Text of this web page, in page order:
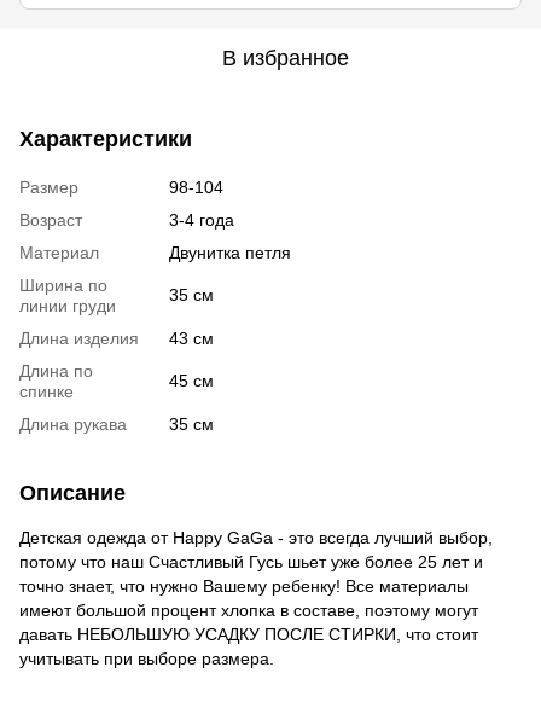
В избранное
Характеристики
Размер
98-104
Возраст
3-4 года
Материал
Двунитка петля
Ширина по
линии груди
35 см
Длина изделия
43 см
Длина по
спинке
45 см
Длина рукава 35 см
Описание
Детская одежда от Happy GaGa - это всегда лучший выбор,
потому что наш Счастливый Гусь шьет уже более 25 лет и
точно знает, что нужно Вашему ребенку! Все материалы
имеют большой процент хлопка в составе, поэтому могут
давать НЕБОЛЬШУЮ УСАДКУ ПОСЛЕ СТИРКИ, что стоит
учитывать при выборе размера.